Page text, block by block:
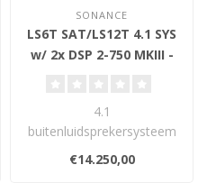
SONANCE
LS6T SAT/LS12T 4.1 SYS
w/ 2x DSP 2-750 MKIII -
4.1
buitenluidsprekersysteem
met 4 Sonance LS6T
satellieten, 1 LS12T in-
€14.250,00